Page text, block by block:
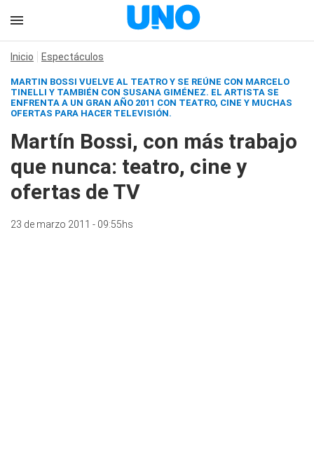
Inicio Espectáculos
MARTIN BOSSI VUELVE AL TEATRO Y SE REÚNE CON MARCELO
TINELLI Y TAMBIÉN CON SUSANA GIMÉNEZ. EL ARTISTA SE
ENFRENTA A UN GRAN AÑO 2011 CON TEATRO, CINE Y MUCHAS
OFERTAS PARA HACER TELEVISIÓN.
Martín Bossi, con más trabajo
que nunca: teatro, cine y
ofertas de TV
23 de marzo 2011 - 09:55hs